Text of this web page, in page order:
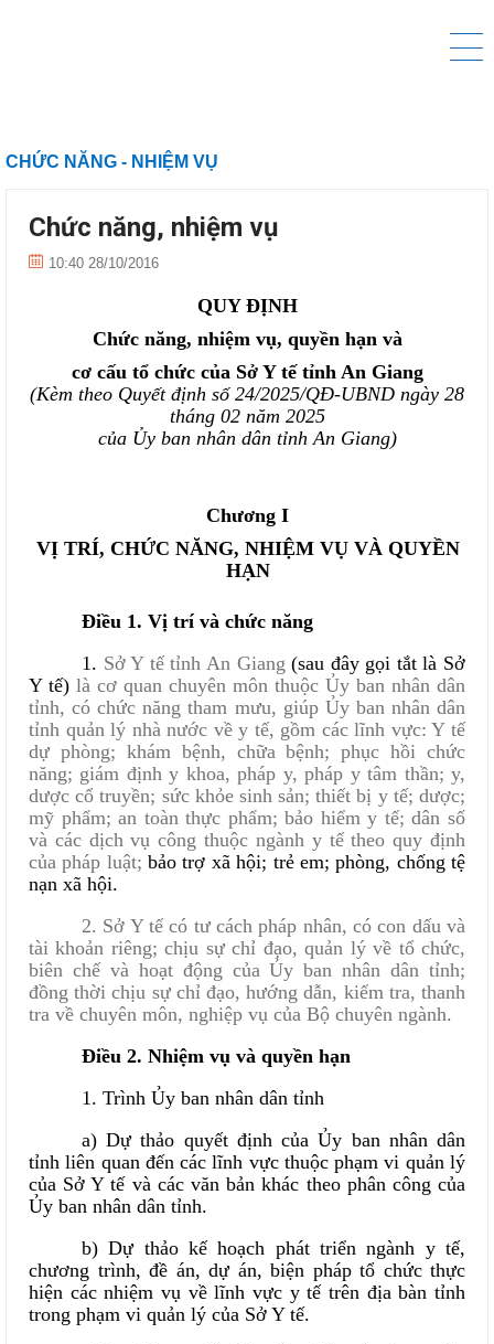
CHỨC NĂNG - NHIỆM VỤ
Chức năng, nhiệm vụ
10:40 28/10/2016
QUY ĐỊNH
Chức năng, nhiệm vụ, quyền hạn và
cơ cấu tổ chức của Sở Y tếtỉnh An Giang
(Kèm theo Quyết định số24/2025/QĐ-UBND ngày 28
tháng02 năm 2025
của Ủy ban nhân dân tỉnh An Giang)
Chương I
VỊ TRÍ, CHỨC NĂNG, NHIỆM VỤ VÀ QUYỀN
HẠN
Điều 1. Vị trí và chức năng
1. Sở Y tế tỉnh An Giang(sau đây gọi tắt là Sở
Y tế) là cơ quan chuyên môn thuộc Ủy ban nhân dân
tỉnh, có chức năng tham mưu, giúp Ủy ban nhân dân
tỉnh quản lý nhà nước về y tế, gồm các lĩnh vực: Y tế
dự phòng; khám bệnh, chữa bệnh; phục hồi chức
năng; giám định y khoa, pháp y, pháp y tâm thần; y,
dược cổ truyền; sức khỏe sinh sản; thiết bị y tế; dược;
mỹ phẩm; an toàn thực phẩm; bảo hiểm y tế; dân số
và các dịch vụ công thuộc ngành y tế theo quy định
của pháp luật;bảo trợ xã hội; trẻ em; phòng, chống tệ
nạn xã hội.
2. Sở Y tế có tư cách pháp nhân, có con dấu và
tài khoản riêng; chịu sự chỉ đạo, quản lý về tổ chức,
biên chế và hoạt động của Ủy ban nhân dân tỉnh;
đồng thời chịu sự chỉ đạo, hướng dẫn, kiểm tra, thanh
tra về chuyên môn, nghiệp vụ của Bộ chuyên ngành.
Điều 2. Nhiệm vụ và quyền hạn
1. Trình Ủy ban nhân dân tỉnh
a) Dự thảo quyết định của Ủy ban nhân dân
tỉnh liên quan đến các lĩnh vực thuộc phạm vi quản lý
của Sở Y tế và các văn bản khác theo phân công của
Ủy ban nhân dân tỉnh.
b) Dự thảo kế hoạch phát triển ngành y tế,
chương trình, đề án, dự án, biện pháp tổ chức thực
hiện các nhiệm vụ về lĩnh vực y tế trên địa bàn tỉnh
trong phạm vi quản lý của Sở Y tế.